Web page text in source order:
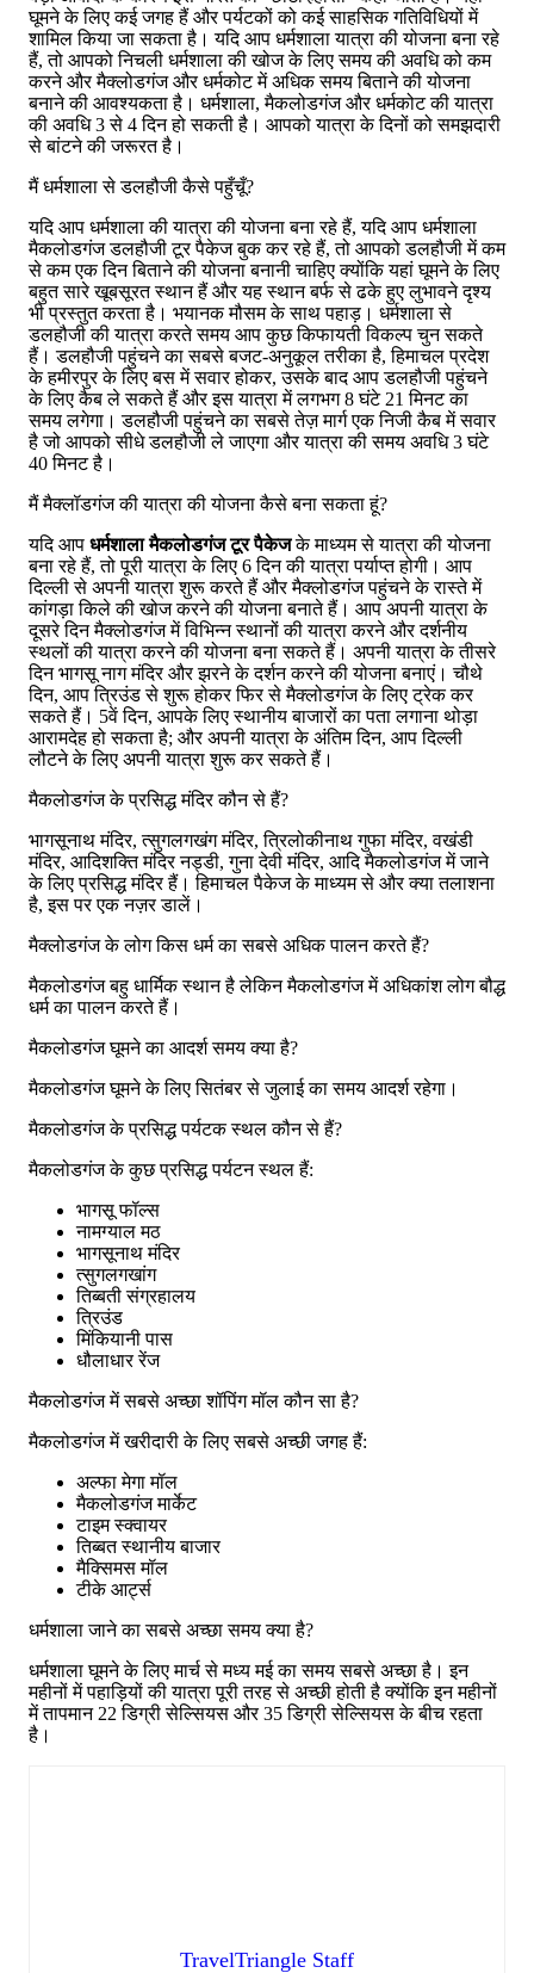
घूमने के लिए कई जगह हैं और पर्यटकों को कई साहसिक गतिविधियों में
शामिल किया जा सकता है। यदि आप धर्मशाला यात्रा की योजना बना रहे
हैं, तो आपको निचली धर्मशाला की खोज के लिए समय की अवधि को कम
करने और मैक्लोडगंज और धर्मकोट में अधिक समय बिताने की योजना
बनाने की आवश्यकता है। धर्मशाला, मैकलोडगंज और धर्मकोट की यात्रा
की अवधि 3 से 4 दिन हो सकती है। आपको यात्रा के दिनों को समझदारी
से बांटने की जरूरत है।
मैं धर्मशाला से डलहौजी कैसे पहुँचूँ?
यदि आप धर्मशाला की यात्रा की योजना बना रहे हैं, यदि आप धर्मशाला
मैकलोडगंज डलहौजी टूर पैकेज बुक कर रहे हैं, तो आपको डलहौजी में कम
से कम एक दिन बिताने की योजना बनानी चाहिए क्योंकि यहां घूमने के लिए
बहुत सारे खूबसूरत स्थान हैं और यह स्थान बर्फ से ढके हुए लुभावने दृश्य
भी प्रस्तुत करता है। भयानक मौसम के साथ पहाड़। धर्मशाला से
डलहौजी की यात्रा करते समय आप कुछ किफायती विकल्प चुन सकते
हैं। डलहौजी पहुंचने का सबसे बजट-अनुकूल तरीका है, हिमाचल प्रदेश
के हमीरपुर के लिए बस में सवार होकर, उसके बाद आप डलहौजी पहुंचने
के लिए कैब ले सकते हैं और इस यात्रा में लगभग 8 घंटे 21 मिनट का
समय लगेगा। डलहौजी पहुंचने का सबसे तेज़ मार्ग एक निजी कैब में सवार
है जो आपको सीधे डलहौजी ले जाएगा और यात्रा की समय अवधि 3 घंटे
40 मिनट है।
मैं मैक्लॉडगंज की यात्रा की योजना कैसे बना सकता हूं?
यदि आप धर्मशाला मैकलोडगंज टूर पैकेजके माध्यम से यात्रा की योजना
बना रहे हैं, तो पूरी यात्रा के लिए 6 दिन की यात्रा पर्याप्त होगी। आप
दिल्ली से अपनी यात्रा शुरू करते हैं और मैक्लोडगंज पहुंचने के रास्ते में
कांगड़ा किले की खोज करने की योजना बनाते हैं। आप अपनी यात्रा के
दूसरे दिन मैक्लोडगंज में विभिन्न स्थानों की यात्रा करने और दर्शनीय
स्थलों की यात्रा करने की योजना बना सकते हैं। अपनी यात्रा के तीसरे
दिन भागसू नाग मंदिर और झरने के दर्शन करने की योजना बनाएं। चौथे
दिन, आप त्रिउंड से शुरू होकर फिर से मैक्लोडगंज के लिए ट्रेक कर
सकते हैं। 5वें दिन, आपके लिए स्थानीय बाजारों का पता लगाना थोड़ा
आरामदेह हो सकता है; और अपनी यात्रा के अंतिम दिन, आप दिल्ली
लौटने के लिए अपनी यात्रा शुरू कर सकते हैं।
मैकलोडगंज के प्रसिद्ध मंदिर कौन से हैं?
भागसूनाथ मंदिर, त्सुगलगखंग मंदिर, त्रिलोकीनाथ गुफा मंदिर, वखंडी
मंदिर, आदिशक्ति मंदिर नड्डी, गुना देवी मंदिर, आदि मैकलोडगंज में जाने
के लिए प्रसिद्ध मंदिर हैं। हिमाचल पैकेज के माध्यम से और क्या तलाशना
है, इस पर एक नज़र डालें।
मैक्लोडगंज के लोग किस धर्म का सबसे अधिक पालन करते हैं?
मैकलोडगंज बहु धार्मिक स्थान है लेकिन मैकलोडगंज में अधिकांश लोग बौद्ध
धर्म का पालन करते हैं।
मैकलोडगंज घूमने का आदर्श समय क्या है?
मैकलोडगंज घूमने के लिए सितंबर से जुलाई का समय आदर्श रहेगा।
मैकलोडगंज के प्रसिद्ध पर्यटक स्थल कौन से हैं?
मैकलोडगंज के कुछ प्रसिद्ध पर्यटन स्थल हैं:
भागसू फॉल्स
नामग्याल मठ
भागसूनाथ मंदिर
त्सुगलगखांग
तिब्बती संग्रहालय
त्रिउंड
मिंकियानी पास
धौलाधार रेंज
मैकलोडगंज में सबसे अच्छा शॉपिंग मॉल कौन सा है?
मैकलोडगंज में खरीदारी के लिए सबसे अच्छी जगह हैं:
अल्फा मेगा मॉल
मैकलोडगंज मार्केट
टाइम स्क्वायर
तिब्बत स्थानीय बाजार
मैक्सिमस मॉल
टीके आर्ट्स
धर्मशाला जाने का सबसे अच्छा समय क्या है?
धर्मशाला घूमने के लिए मार्च से मध्य मई का समय सबसे अच्छा है। इन
महीनों में पहाड़ियों की यात्रा पूरी तरह से अच्छी होती है क्योंकि इन महीनों
में तापमान 22 डिग्री सेल्सियस और 35 डिग्री सेल्सियस के बीच रहता
है।
TravelTriangle Staff